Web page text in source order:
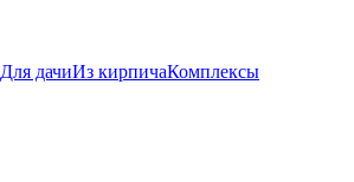
Для дачиИз кирпичаКомплексы